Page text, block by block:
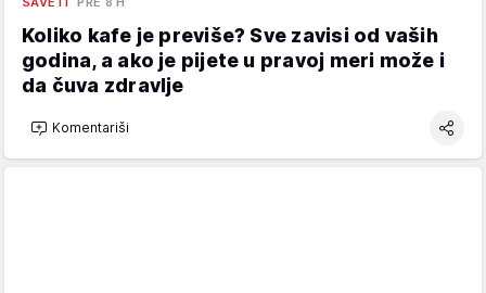
Koliko kafe je previše? Sve zavisi od vaših
godina, a ako je pijete u pravoj meri može i
da čuva zdravlje
Komentariši